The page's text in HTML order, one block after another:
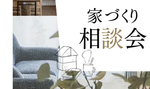
家づくり
相談会